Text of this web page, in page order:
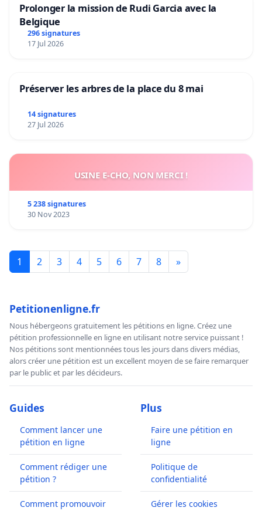
Prolonger la mission de Rudi Garcia avec la
Belgique
296 signatures
17 Jul 2026
Préserver les arbres de la place du 8 mai
14 signatures
27 Jul 2026
USINE E-CHO, NON MERCI !
5 238 signatures
30 Nov 2023
1 2 3 4 5 6 7 8 »
Petitionenligne.fr
Nous hébergeons gratuitement les pétitions en ligne. Créez une
pétition professionnelle en ligne en utilisant notre service puissant !
Nos pétitions sont mentionnées tous les jours dans divers médias,
alors créer une pétition est un excellent moyen de se faire remarquer
par le public et par les décideurs.
Guides
Comment lancer une
pétition en ligne
Comment rédiger une
pétition ?
Comment promouvoir
Plus
Faire une pétition en
ligne
Politique de
confidentialité
Gérer les cookies